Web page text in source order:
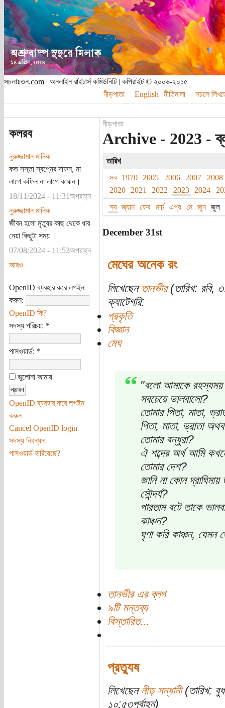
সচলায়তন.com | অনলাইন রাইটার্স কমিউনিটি | কপিরাইট © ২০০৬-২০১৫
নীড়পাতা
English নীতিমালা সচলে
কলরব
নুরুজ্জামান মানিক
কত সস্তা স্বপ্নের দাফন, না
লাগে কফিন না লাগে কাফন।
18/11/2024 - 11:31অপরাহ্ন
নুরুজ্জামান মানিক
জীবন হলো মৃত্যুর কাছ থেকে ধার
নেয়া কিছুটা সময় ।
07/08/2024 - 11:53অপরাহ্ন
আরও
OpenID ব্যবহার করে লগইন
করুন:
OpenID কি?
সদস্য পরিচয়: *
পাসওয়ার্ড: *
ভুলোনা আমায়
OpenID ব্যবহার করে লগইন
করুন
Cancel OpenID login
সদস্য নিবন্ধন
পাসওয়ার্ড হারিয়েছে?
নীড়পাতা
Archive - 2023 -
তারিখ
সব
1970 2005 2006 2007
2008
2020
2021 2022 2023 2024
সব
জ্যান ফেব মার্চ এপ্র মে জুন জুল
December 31st
মেঘের অনেক রং
লিখেছেন তানভীর(তারিখ: রবি,
ক্যাটেগরি:
প্রকৃতি
বিজ্ঞান
মেঘ
"বলো আমাকে রহস্যময়
সবচেয়ে ভালবাসো?
তোমার পিতা, মাতা,
পিতা, মাতা, ভ্রাতা
তোমার বন্ধুরা?
ঐ শব্দের অর্থ আমি
তোমার দেশ?
জানি না কোন
সৌন্দর্য?
পারতাম বটে তাকে
কাঞ্চন?
ঘৃণা করি কাঞ্চন,
তানভীর এর ব্লগ
৯টি মন্তব্য
বিস্তারিত...
প্রত্যুষ
লিখেছেন নীড় সন্ধানী(তারিখ:
১০:৫৩পূর্বাহ্ন)